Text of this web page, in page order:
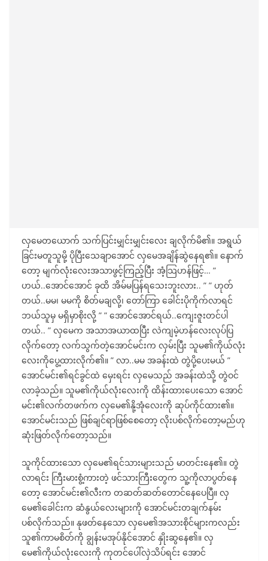
လှမေတယောက် သက်ပြင်းမျှင်းမျှင်းလေး ချလိုက်မိ၏။ အရွယ်
ခြင်းမတူသူမို့ ပိုပြီးသေချာအောင် လှမေအချိန်ဆွဲနေရ၏။ နောက်
တော့ မျက်လုံးလေးအသာဖွင့်ကြည့်ပြီး အံ့သြဟန်ဖြင့်… ”
ဟယ်..အောင်အောင် ခုထိ အိမ်မပြန်ရသေးဘူးလား.. ” ” ဟုတ်
တယ်..မမ၊ မမကို စိတ်မချလို့၊ တော်ကြာ ခေါင်းပိုကိုက်လာရင်
ဘယ်သူမှ မရှိမှာစိုးလို့ ” ” အောင်အောင်ရယ်..ကျေးဇူးတင်ပါ
တယ်.. ” လှမေက အသာအယာထပြီး လဲကျမဲ့ဟန်လေးလုပ်ပြ
လိုက်တော့ လက်သွက်တဲ့အောင်မင်းက လှမ်းပြီး သူမ၏ကိုယ်လုံး
လေးကိုပွေ့ထားလိုက်၏။ ” လာ..မမ အခန်းထဲ တွဲပို့ပေးမယ် ”
အောင်မင်း၏ရင်ခွင်ထဲ မှေးရင်း လှမေသည် အခန်းထဲသို့ တွဲဝင်
လာခဲ့သည်။ သူမ၏ကိုယ်လုံးလေးကို ထိန်းထားပေးသော အောင်
မင်း၏လက်တဖက်က လှမေ၏နို့အုံလေးကို ဆုပ်ကိုင်ထား၏။
အောင်မင်းသည် ဖြစ်ချင်ရာဖြစ်စေတော့ လိုးပစ်လိုက်တော့မည်ဟု
ဆုံးဖြတ်လိုက်တော့သည်။
သူကိုင်ထားသော လှမေ၏ရင်သားများသည် မာတင်းနေ၏။ တွဲ
လာရင်း ကြီးမားစွံ့ကားတဲ့ ဖင်သားကြီးတွေက သူ့ကိုလာပွတ်နေ
တော့ အောင်မင်း၏လီးက တဆတ်ဆတ်တောင်နေပေပြီ။ လှ
မေ၏ခေါင်းက ဆံနွယ်လေးများကို အောင်မင်းတချက်နမ်း
ပစ်လိုက်သည်။ နုဖတ်နေသော လှမေ၏အသားစိုင်များကလည်း
သူ၏ကာမစိတ်ကို ချွန်းမအုပ်နိုင်အောင် နှိုးဆွနေ၏။ လှ
မေ၏ကိုယ်လုံးလေးကို ကုတင်ပေါ်လှဲသိပ်ရင်း အောင်